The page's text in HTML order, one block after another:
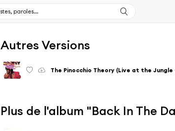
Autres Versions
Plus de l'album "Back In The